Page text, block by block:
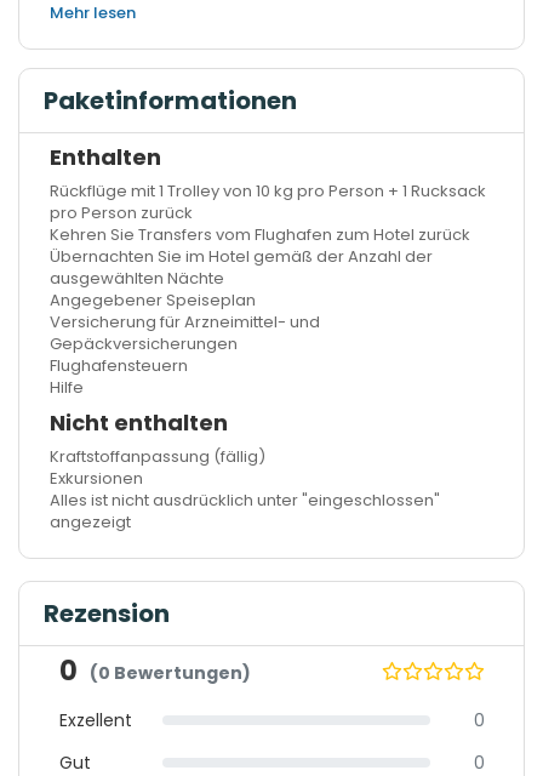
Mehr lesen
Paketinformationen
Enthalten
Rückflüge mit 1 Trolley von 10 kg pro Person + 1 Rucksack
pro Person zurück
Kehren Sie Transfers vom Flughafen zum Hotel zurück
Übernachten Sie im Hotel gemäß der Anzahl der
ausgewählten Nächte
Angegebener Speiseplan
Versicherung für Arzneimittel- und
Gepäckversicherungen
Flughafensteuern
Hilfe
Nicht enthalten
Kraftstoffanpassung (fällig)
Exkursionen
Alles ist nicht ausdrücklich unter "eingeschlossen"
angezeigt
Rezension
0 (0 Bewertungen)
Exzellent
0
Gut
0